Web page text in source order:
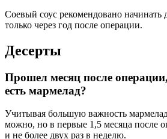
Соевый соус рекомендовано начинать
только через год после операции.
Десерты
Прошел месяц после
есть мармелад?
Учитывая большую важность
можно, но в первые 1,5 месяца после
и не более двух раз в неделю.